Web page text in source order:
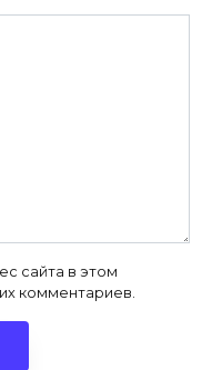
сайта в этом
комментариев.